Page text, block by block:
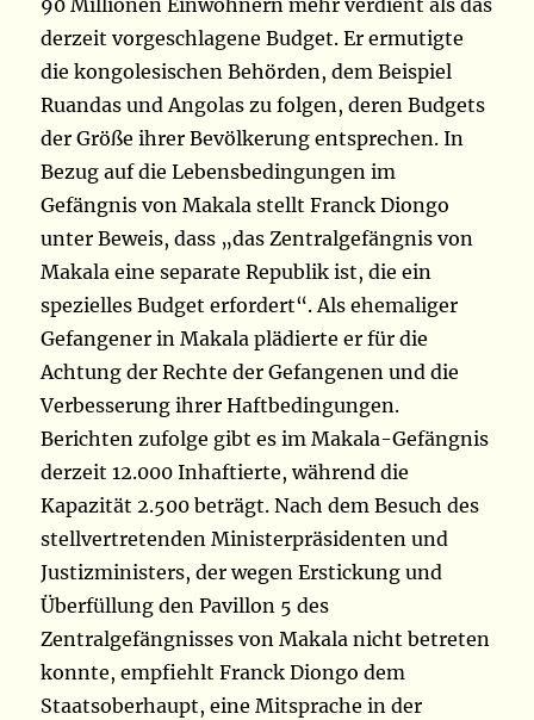
90 Millionen Einwohnern mehr verdient als das
derzeit vorgeschlagene Budget. Er ermutigte
die kongolesischen Behörden, dem Beispiel
Ruandas und Angolas zu folgen, deren Budgets
der Größe ihrer Bevölkerung entsprechen. In
Bezug auf die Lebensbedingungen im
Gefängnis von Makala stellt Franck Diongo
unter Beweis, dass „das Zentralgefängnis von
Makala eine separate Republik ist, die ein
spezielles Budget erfordert“. Als ehemaliger
Gefangener in Makala plädierte er für die
Achtung der Rechte der Gefangenen und die
Verbesserung ihrer Haftbedingungen.
Berichten zufolge gibt es im Makala-Gefängnis
derzeit 12.000 Inhaftierte, während die
Kapazität 2.500 beträgt. Nach dem Besuch des
stellvertretenden Ministerpräsidenten und
Justizministers, der wegen Erstickung und
Überfüllung den Pavillon 5 des
Zentralgefängnisses von Makala nicht betreten
konnte, empfiehlt Franck Diongo dem
Staatsoberhaupt, eine Mitsprache in der